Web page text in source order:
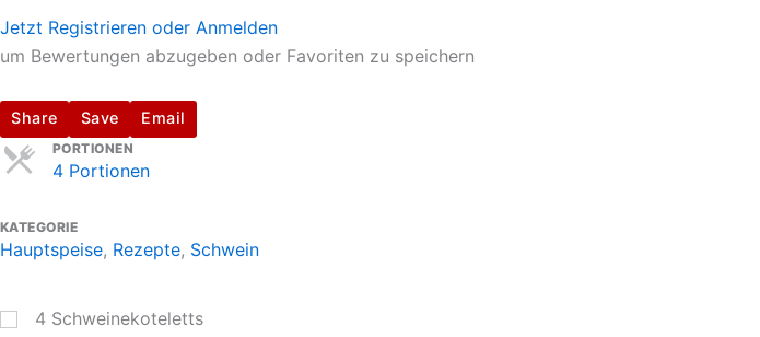
Jetzt Registrieren oder Anmelden
um Bewertungen abzugeben oder Favoriten zu speichern
Share Save Email
PORTIONEN
4 Portionen
KATEGORIE
Hauptspeise, Rezepte, Schwein
4 Schweinekoteletts